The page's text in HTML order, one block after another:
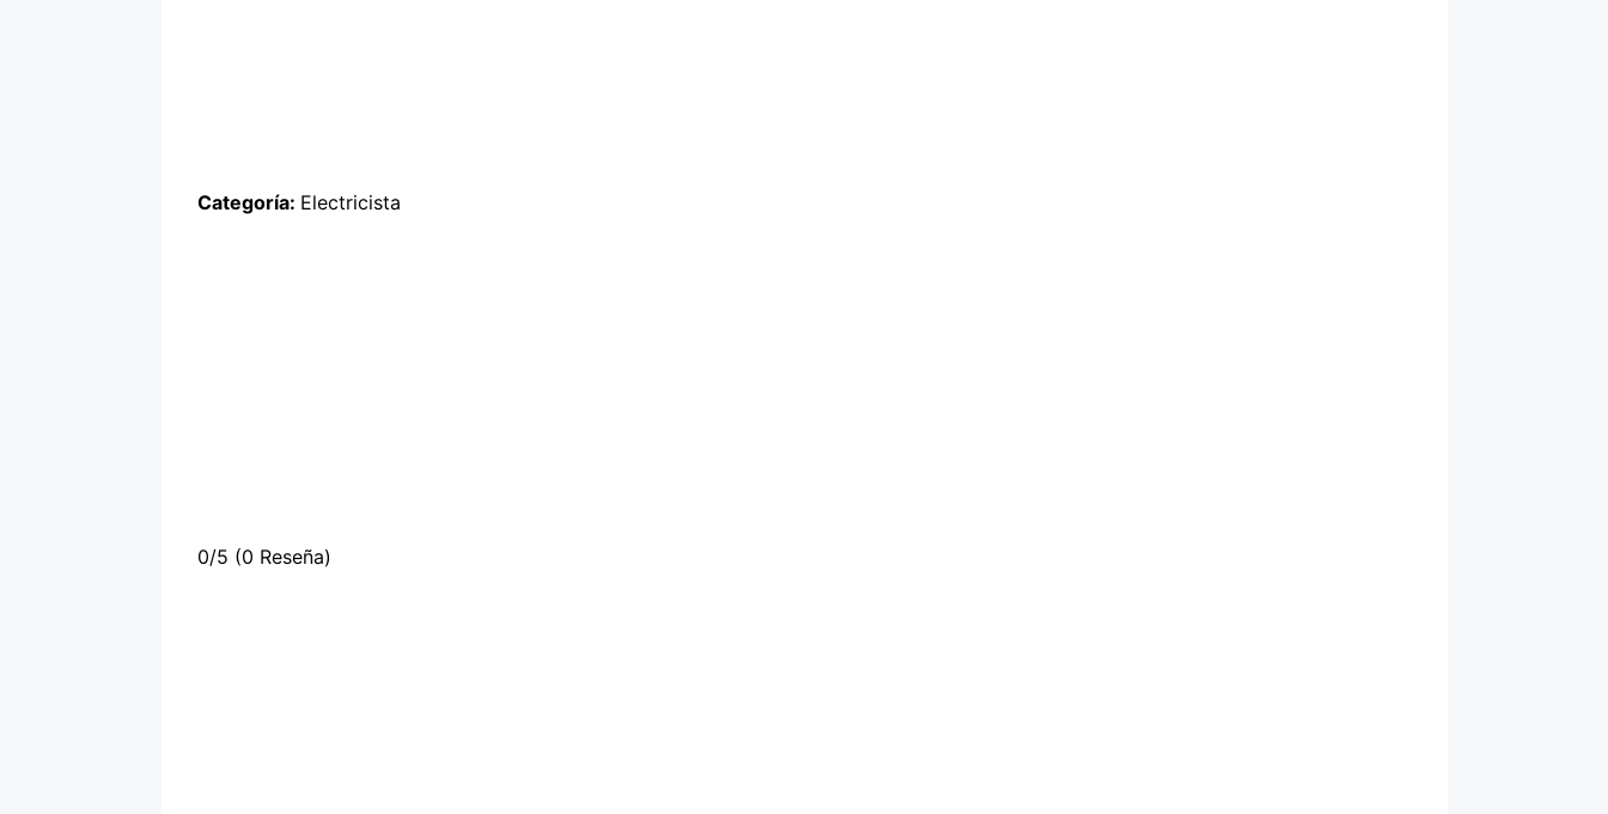
Categoría: Electricista
0/5 (0 Reseña)